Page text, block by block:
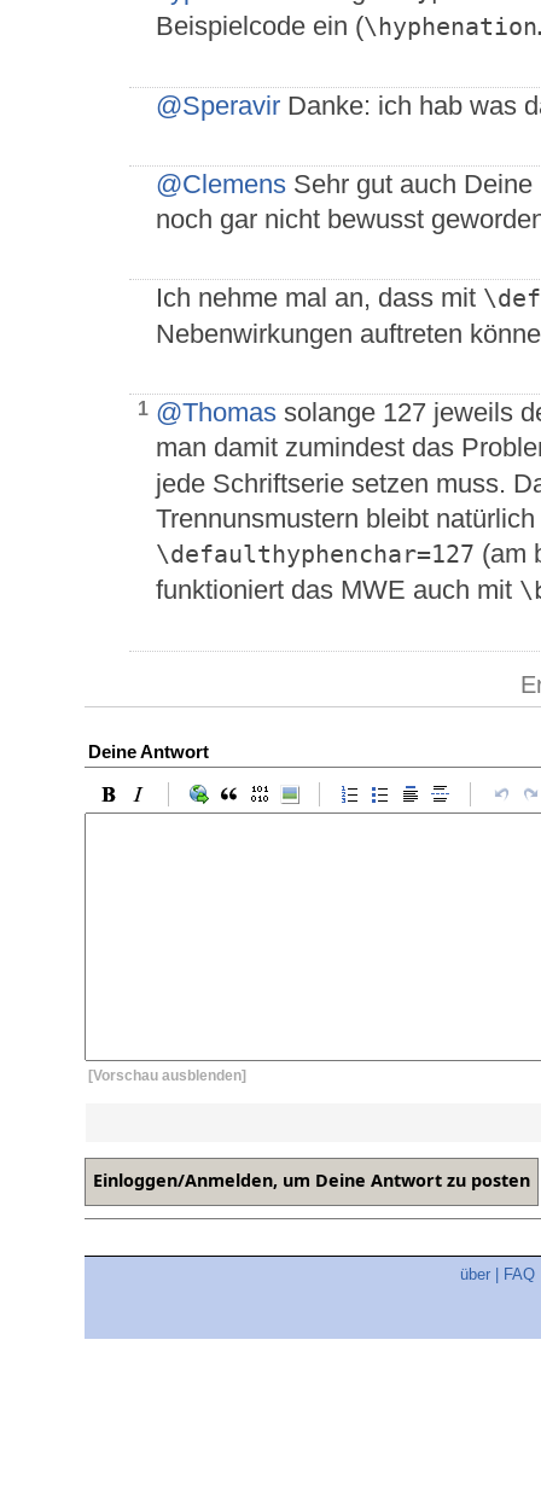
Beispielcode ein (
@Speravir Danke: ich hab was
@Clemens Sehr gut auch
noch gar nicht bewusst
Ich nehme mal an, dass mit
Nebenwirkungen auftreten
1 @Thomas solange 127 jeweils
man damit zumindest das
jede Schriftserie setzen muss.
Trennunsmustern bleibt
\defaulthyphenchar=127 (am
funktioniert das MWE auch mit
Deine Antwort
[Vorschau ausblenden]
über FAQ